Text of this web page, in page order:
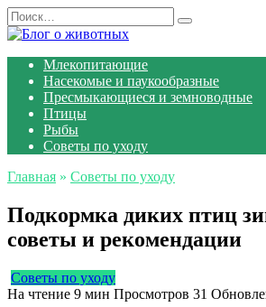
Перейти
к
Search
for:
Млекопитающие
Насекомые и паукообразные
Пресмыкающиеся и земноводные
Птицы
Рыбы
Советы по уходу
Главная » Советы по уходу
Подкормка диких птиц
советы и рекомендации
Советы по уходу
На чтение 9 мин Просмотров 31